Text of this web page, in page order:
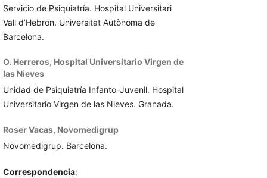
Servicio de Psiquiatría. Hospital Universitari
Vall d’Hebron. Universitat Autònoma de
Barcelona.
O. Herreros, Hospital Universitario Virgen de
las Nieves
Unidad de Psiquiatría Infanto-Juvenil. Hospital
Universitario Virgen de las Nieves. Granada.
Roser Vacas, Novomedigrup
Novomedigrup. Barcelona.
Correspondencia: